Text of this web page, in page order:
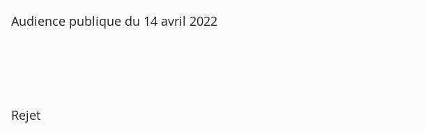
Audience publique du 14 avril 2022
Rejet